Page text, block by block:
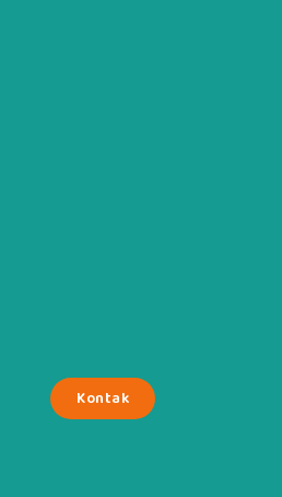
Kontak